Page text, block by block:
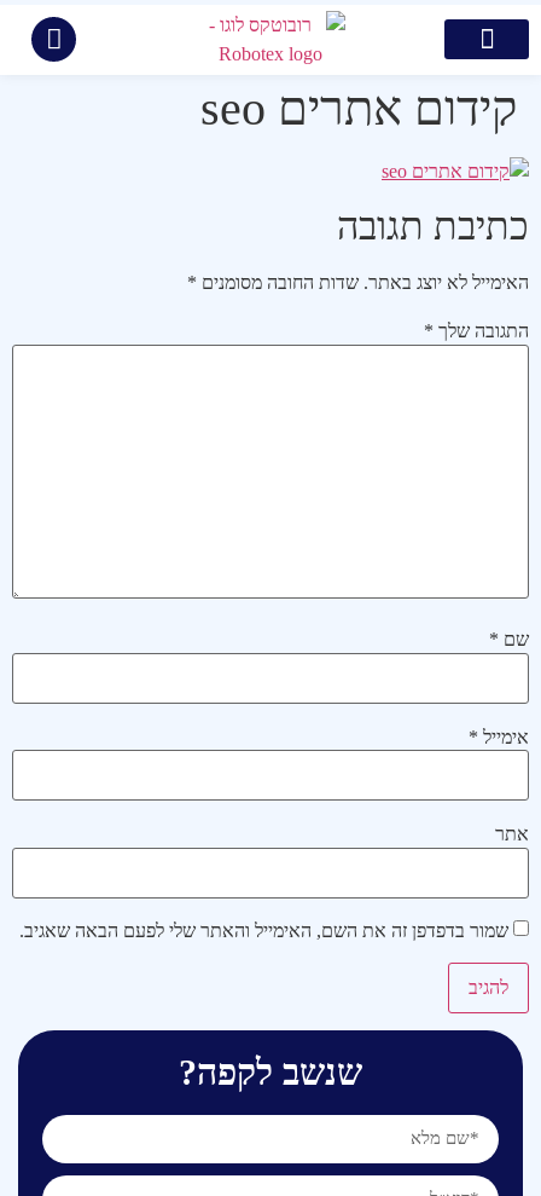
קידום אתרים seo
כתיבת תגובה
האימייל לא יוצג באתר. שדות החובה מסומנים *
התגובה שלך *
שם *
אימייל *
אתר
שמור בדפדפן זה את השם, האימייל והאתר שלי לפעם הבאה שאגיב.
שנשב לקפה?